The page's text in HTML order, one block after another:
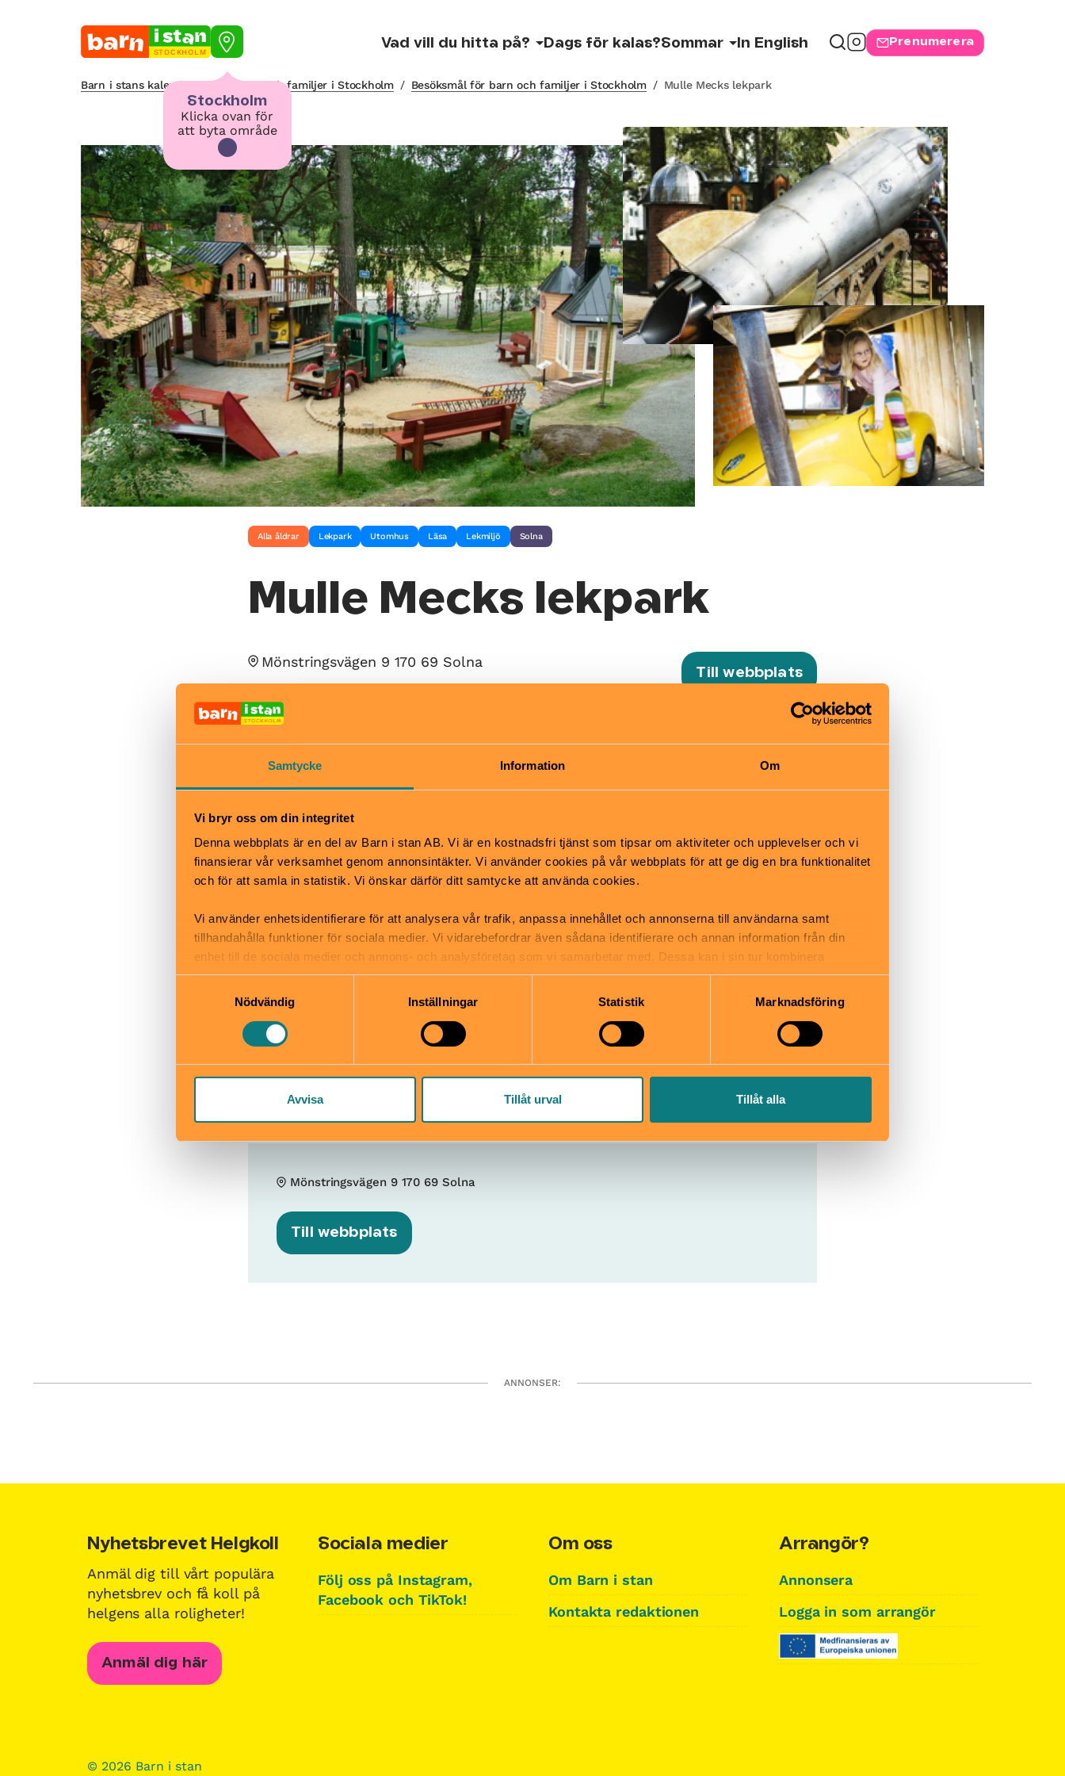
Samtycke Information Om
Vi bryr oss om din integritet
Denna webbplats är en del av Barn i stan AB. Vi är en kostnadsfri tjänst som tipsar om aktiviteter och upplevelser och vi
finansierar vår verksamhet genom annonsintäkter. Vi använder cookies på vår webbplats för att ge dig en bra funktionalitet
och för att samla in statistik. Vi önskar därför ditt samtycke att använda cookies.
Vi använder enhetsidentifierare för att analysera vår trafik, anpassa innehållet och annonserna till användarna samt
tillhandahålla funktioner för sociala medier. Vi vidarebefordrar även sådana identifierare och annan information från din
enhet till de sociala medier och annons- och analysföretag som vi samarbetar med. Dessa kan i sin tur kombinera
informationen med annan information som du har tillhandahållit eller som de har samlat in när du har använt deras tjänster.
Nödvändig
Inställningar Statistik Marknadsföring
Avvisa Tillåt urval Tillåt alla
STOCKHOLM
Stockholm
Klicka ovan för
att byta område
Vad vill du hitta på? Dags för kalas?Sommar In English Prenumerera
Barn i stans kalendarium för barn och familjer i Stockholm / Besöksmål för barn och familjer i Stockholm / Mulle Mecks lekpark
Alla åldrar Lekpark Utomhus Läsa Lekmiljö Solna
Mulle Mecks lekpark
Mönstringsvägen 9 170 69 Solna
Till webbplats
En stor favorit bland stans alla lekparker! I Mulle Meck-parken i Järvastaden har
Mulle Meck och hans vänner samlats. Låt endast fantasin sätta gränser bland
Restaurang Chez Nous, Daisy Diesels Garage och hajraketen.
sommarbiblioteket som Järvastaden driver tillsammans med Solna stad och en
kafeteria.
När
Alltid öppet
Pris
Fri entré
Bra att veta
Okej med matsäck
Hiss och ramper
Kafé
Restaurang
Skötbord
Hitta hit
Det tar ca 5 minuter att gå från
Ulriksdals pendeltågstation till parken.
Buss 505 och 540 stannar precis
utanför parken.
Mönstringsvägen 9 170 69 Solna
Till webbplats
ANNONSER:
Nyhetsbrevet Helgkoll
Anmäl dig till vårt populära
nyhetsbrev och få koll på
helgens alla roligheter!
Anmäl dig här
Sociala medier
Följ oss på Instagram,
Facebook och TikTok!
Om oss
Om Barn i stan
Kontakta redaktionen
Arrangör?
Annonsera
Logga in som arrangör
© 2026 Barn i stan